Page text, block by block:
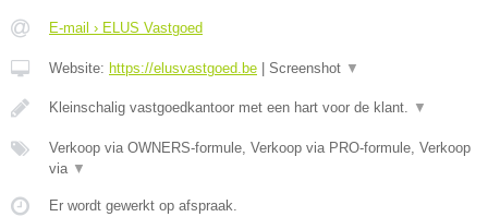
E-mail › ELUS Vastgoed
Website: https://elusvastgoed.be Screenshot ▼
Kleinschalig vastgoedkantoor met een hart voor de klant. ▼
Verkoop via OWNERS-formule, Verkoop via PRO-formule, Verkoop
via ▼
Er wordt gewerkt op afspraak.